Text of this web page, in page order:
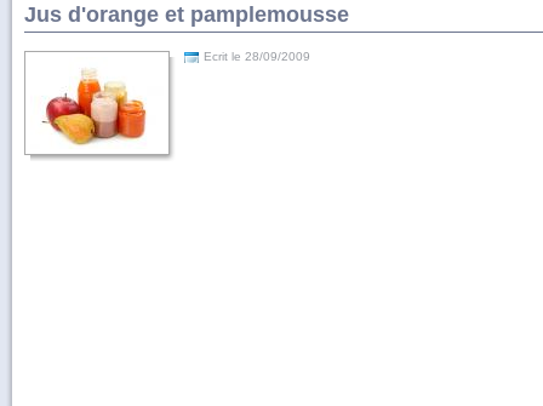
Jus d'orange et pamplemousse
Ecrit le 28/09/2009